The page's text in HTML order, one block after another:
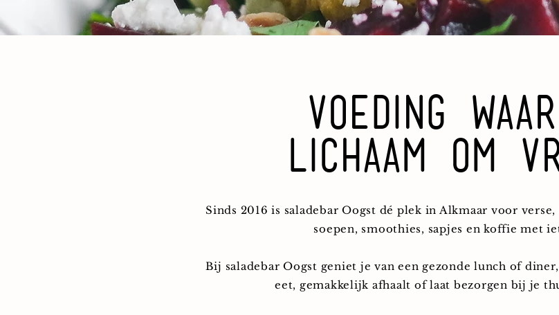
Voeding
lichaam om
Sinds 2016 is saladebar Oogst dé plek in Alkmaar voor verse,
soepen, smoothies, sapjes en koffie met
Bij saladebar Oogst geniet je van een gezonde lunch of
eet, gemakkelijk afhaalt of laat bezorgen bij je